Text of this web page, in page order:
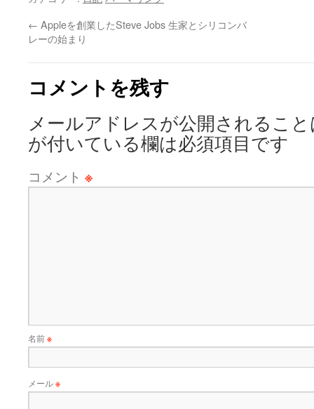
← Appleを創業したSteve Jobs 生家とシリコンバ
レーの始まり
コメントを残す
メールアドレスが公開されるこ
が付いている欄は必須項目です
コメント ※
名前※
メール※